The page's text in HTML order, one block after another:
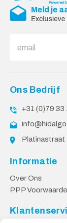
Meld je
Ons Bedrijf
+31 (0)79 33
Platinastraat
Informatie
Over Ons
PPP